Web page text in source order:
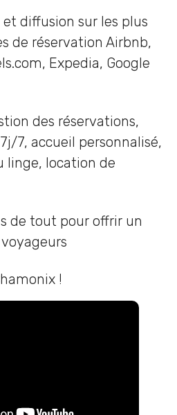
et diffusion sur les plus
de réservation Airbnb,
Expedia, Google
des réservations,
7, accueil personnalisé,
linge, location de
de tout pour offrir un
!